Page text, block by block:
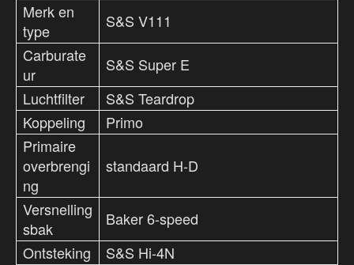
Merk en
type
S&S V111
Carburate
ur
S&S Super E
Luchtfilter
S&S Teardrop
Koppeling
Primo
Primaire
overbrengi
ng
standaard H-D
Versnelling
sbak
Baker 6-speed
Ontsteking
S&S Hi-4N